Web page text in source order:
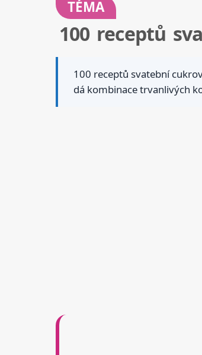
TÉMA
100 receptů
100 receptů svatební
dá kombinace trvanlivých